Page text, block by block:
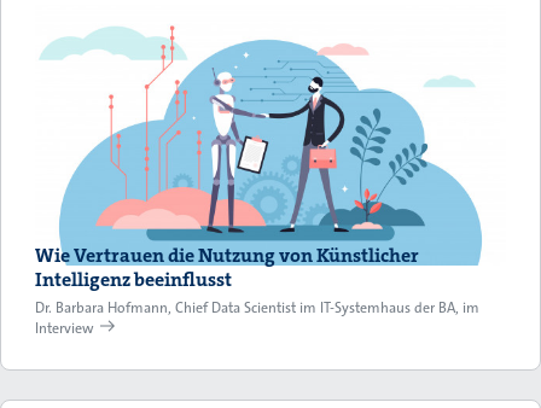
Wie Vertrauen die Nutzung von Künstlicher
Intelligenz beeinflusst
Dr. Barbara Hofmann, Chief Data Scientist im IT-Systemhaus der BA, im
Interview